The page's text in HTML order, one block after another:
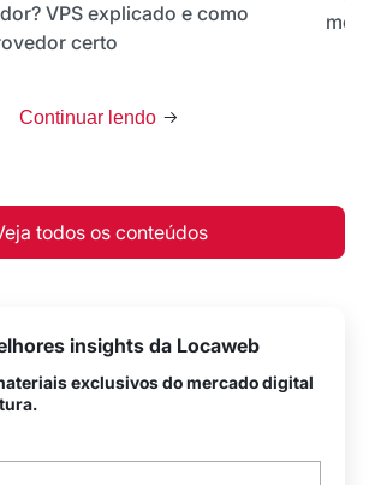
VPS explicado e como
certo
Continuar lendo
todos os conteúdos
insights da Locaweb
exclusivos do mercado digital